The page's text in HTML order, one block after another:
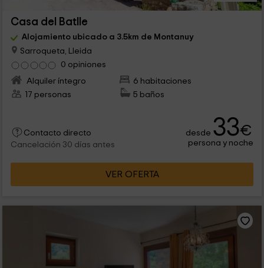
Casa del Batlle
Alojamiento ubicado a 3.5km de Montanuy
Sarroqueta, Lleida
0 opiniones
Alquiler íntegro
6 habitaciones
17 personas
5 baños
Contacto directo
Cancelación 30 días antes
desde 33€
persona y noche
VER OFERTA